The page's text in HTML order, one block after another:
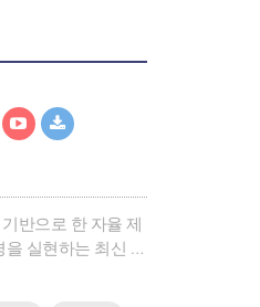
반으로 한 자율 제
실현하는 최신 기